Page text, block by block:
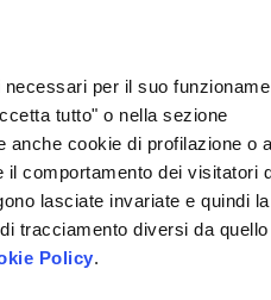
per il suo
tutto" o nella sezione
anche cookie di profilazione o
comportamento dei visitatori
lasciate invariate e quindi la
tracciamento diversi da quello
Policy.
Sedi Locali